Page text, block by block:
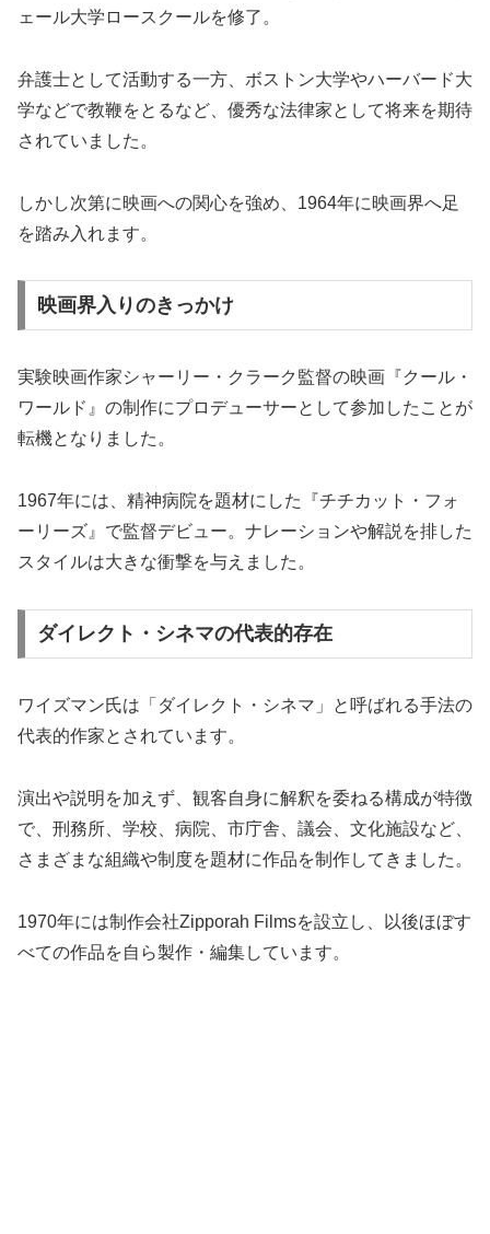
ェール大学ロースクールを修了。
弁護士として活動する一方、ボストン大学やハーバード大
学などで教鞭をとるなど、優秀な法律家として将来を期待
されていました。
しかし次第に映画への関心を強め、1964年に映画界へ足
を踏み入れます。
映画界入りのきっかけ
実験映画作家シャーリー・クラーク監督の映画『クール・
ワールド』の制作にプロデューサーとして参加したことが
転機となりました。
1967年には、精神病院を題材にした『チチカット・フォ
ーリーズ』で監督デビュー。ナレーションや解説を排した
スタイルは大きな衝撃を与えました。
ダイレクト・シネマの代表的存在
ワイズマン氏は「ダイレクト・シネマ」と呼ばれる手法の
代表的作家とされています。
演出や説明を加えず、観客自身に解釈を委ねる構成が特徴
で、刑務所、学校、病院、市庁舎、議会、文化施設など、
さまざまな組織や制度を題材に作品を制作してきました。
1970年には制作会社Zipporah Filmsを設立し、以後ほぼす
べての作品を自ら製作・編集しています。